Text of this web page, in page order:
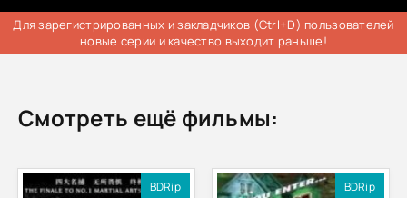
Для зарегистрированных и закладчиков (Ctrl+D) пользователей
новые серии и качество выходит раньше!
Смотреть ещё фильмы:
BDRip BDRip